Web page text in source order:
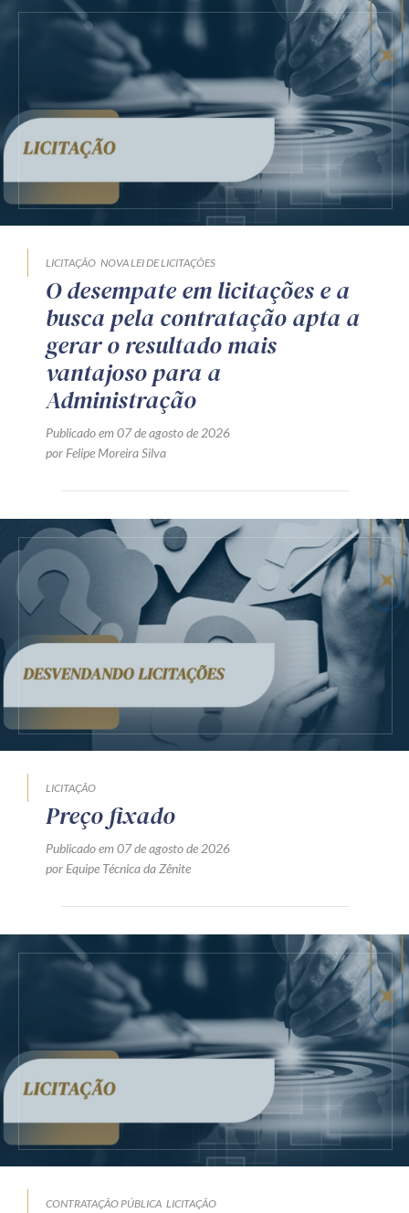
LICITAÇÃO NOVA LEI DE LICITAÇÕES
O desempate em licitações e a
busca pela contratação apta a
gerar o resultado mais
vantajoso para a
Administração
Publicado em 07 de agosto de 2026
por Felipe Moreira Silva
LICITAÇÃO
Preço fixado
Publicado em 07 de agosto de 2026
por Equipe Técnica da Zênite
CONTRATAÇÃO PÚBLICA LICITAÇÃO